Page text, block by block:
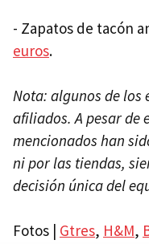
- Zapatos de tacón
euros.
Nota: algunos de los
afiliados. A pesar de
mencionados han
ni por las tiendas,
decisión única del
Fotos | Gtres, H&M,